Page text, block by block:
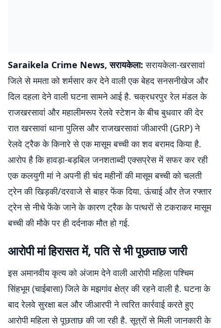
Saraikela Crime News, सरायकेला: सरायकेला-खरसावां
जिले से ममता को शर्मसार कर देने वाली एक बेहद सनसनीखेज और
दिल दहला देने वाली घटना सामने आई है. चक्रधरपुर रेल मंडल के
राजखरसावां और महालीमरूप रेलवे स्टेशन के बीच बुधवार की देर
रात खरसावां थाना पुलिस और राजखरसावां जीआरपी (GRP) ने
रेलवे ट्रैक के किनारे से एक मासूम बच्ची का शव बरामद किया है.
आरोप है कि हावड़ा-बड़बिल जनशताब्दी एक्सप्रेस में सफर कर रही
एक कलयुगी मां ने अपनी ही चंद महीनों की मासूम बच्ची को चलती
ट्रेन की खिड़की/दरवाजे से बाहर फेंक दिया. ऊंचाई और तेज रफ्तार
ट्रेन से नीचे फेंके जाने के कारण ट्रैक के पत्थरों से टकराकर मासूम
बच्ची की मौके पर ही दर्दनाक मौत हो गई.
आरोपी मां हिरासत में, पति से भी पूछताछ जारी
इस अमानवीय कृत्य को अंजाम देने वाली आरोपी महिला पश्चिम
सिंहभूम (चाईबासा) जिले के मझगांव क्षेत्र की रहने वाली है. घटना के
बाद रेलवे सुरक्षा बल और जीआरपी ने त्वरित कार्रवाई करते हुए
आरोपी महिला से पूछताछ की जा रही है. सूत्रों से मिली जानकारी के